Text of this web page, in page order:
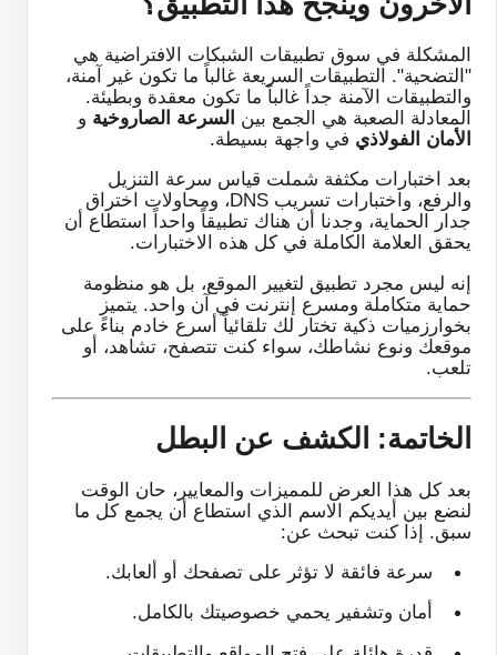
المشكلة في سوق تطبيقات الشبكات الافتراضية هي
"التضحية". التطبيقات السريعة غالباً ما تكون غير آمنة،
والتطبيقات الآمنة جداً غالباً ما تكون معقدة وبطيئة.
المعادلة الصعبة هي الجمع بين السرعة الصاروخية و
الأمان الفولاذي في واجهة بسيطة.
بعد اختبارات مكثفة شملت قياس سرعة التنزيل
والرفع، واختبارات تسريب DNS، ومحاولات اختراق
جدار الحماية، وجدنا أن هناك تطبيقاً واحداً استطاع أن
يحقق العلامة الكاملة في كل هذه الاختبارات.
إنه ليس مجرد تطبيق لتغيير الموقع، بل هو منظومة
حماية متكاملة ومسرع إنترنت في آن واحد. يتميز
بخوارزميات ذكية تختار لك تلقائياً أسرع خادم بناءً على
موقعك ونوع نشاطك، سواء كنت تتصفح، تشاهد، أو
تلعب.
الخاتمة: الكشف عن البطل
بعد كل هذا العرض للمميزات والمعايير، حان الوقت
لنضع بين أيديكم الاسم الذي استطاع أن يجمع كل ما
سبق. إذا كنت تبحث عن:
سرعة فائقة لا تؤثر على تصفحك أو ألعابك.
أمان وتشفير يحمي خصوصيتك بالكامل.